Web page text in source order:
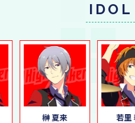
榊 夏来 若里